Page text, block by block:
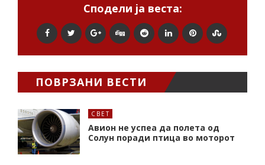
Сподели ја веста:
ПОВРЗАНИ ВЕСТИ
СВЕТ
Авион не успеа да полета од
Солун поради птица во моторот